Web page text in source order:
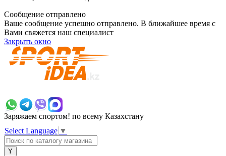
Сообщение отправлено
Ваше сообщение успешно отправлено. В ближайшее время с
Вами свяжется наш специалист
Закрыть окно
Заряжаем спортом! по всему Казахстану
Select Language ▼